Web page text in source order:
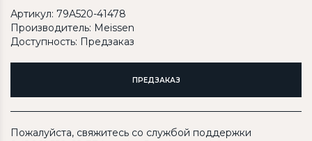
Артикул: 79A520-41478
Производитель: Meissen
Доступность: Предзаказ
ПРЕДЗАКАЗ
Пожалуйста, свяжитесь со службой поддержки